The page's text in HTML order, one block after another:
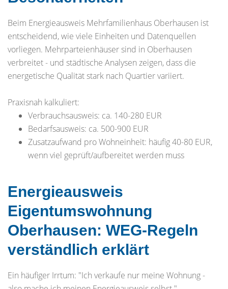
Beim Energieausweis Mehrfamilienhaus Oberhausen ist
entscheidend, wie viele Einheiten und Datenquellen
vorliegen. Mehrparteienhäuser sind in Oberhausen
verbreitet - und städtische Analysen zeigen, dass die
energetische Qualität stark nach Quartier variiert.
Praxisnah kalkuliert:
Verbrauchsausweis: ca. 140-280 EUR
Bedarfsausweis: ca. 500-900 EUR
Zusatzaufwand pro Wohneinheit: häufig 40-80 EUR,
wenn viel geprüft/aufbereitet werden muss
Energieausweis
Eigentumswohnung
Oberhausen: WEG-Regeln
verständlich erklärt
Ein häufiger Irrtum: "Ich verkaufe nur meine Wohnung -